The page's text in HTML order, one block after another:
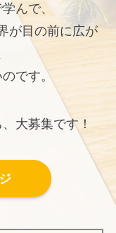
んで、
が目の前に広が
です。
大募集です！